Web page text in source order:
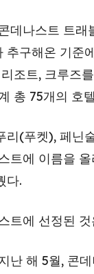
데나스트 트래
추구해온 기준
조트, 크루즈
총 75개의 호
리(푸켓), 페닌
트에 이름을
다.
트에 선정된
난 해 5월, 콘